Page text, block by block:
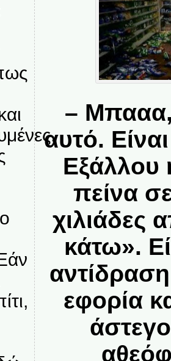
– Μπααα,
αυτό.
Εξάλλου
πείνα
χιλιάδες
κάτω».
εφορία